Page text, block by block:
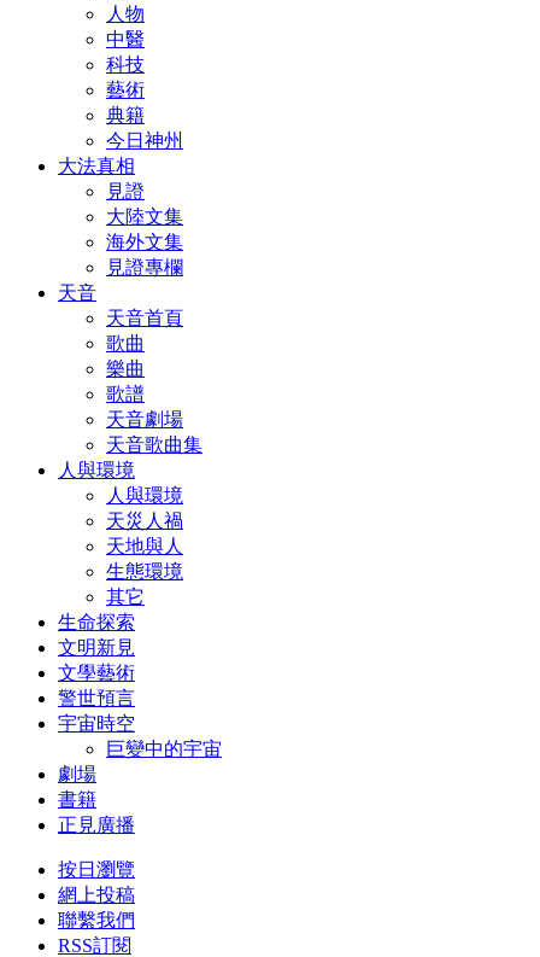
人物
中醫
科技
藝術
典籍
今日神州
大法真相
見證
大陸文集
海外文集
見證專欄
天音
天音首頁
歌曲
樂曲
歌譜
天音劇場
天音歌曲集
人與環境
人與環境
天災人禍
天地與人
生態環境
其它
生命探索
文明新見
文學藝術
警世預言
宇宙時空
巨變中的宇宙
劇場
書籍
正見廣播
按日瀏覽
網上投稿
聯繫我們
RSS訂閱